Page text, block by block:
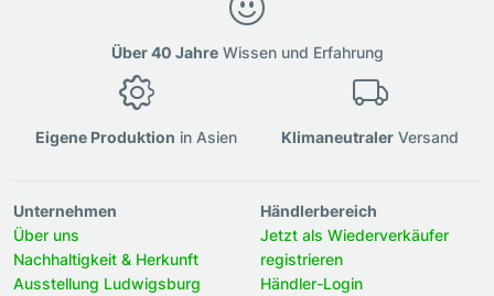
Über 40 JahreWissen und Erfahrung
Eigene Produktion in Asien Klimaneutraler Versand
Unternehmen
Über uns
Nachhaltigkeit & Herkunft
Ausstellung Ludwigsburg
Händlerbereich
Jetzt als Wiederverkäufer
registrieren
Händler-Login